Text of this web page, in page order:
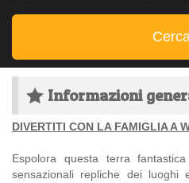
Informazioni
DIVERTITI CON LA FAMIGLIA A
Espolora questa terra
sensazionali repliche dei luoghi